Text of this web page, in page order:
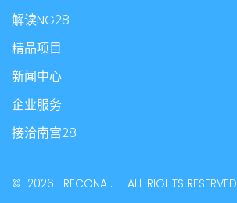
解读NG28
精品项目
新闻中心
企业服务
接洽南宫28
© 2026 RECONA . - ALL RIGHTS RESERVED